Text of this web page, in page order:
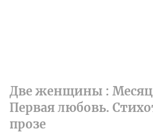
Две женщины : Месяц
Первая любовь.
прозе